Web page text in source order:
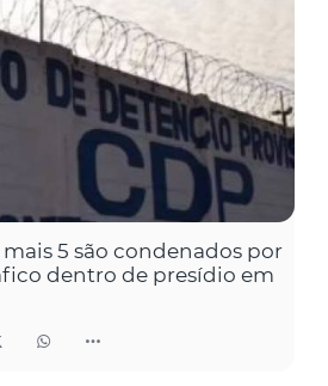
5 são condenados por
dentro de presídio em